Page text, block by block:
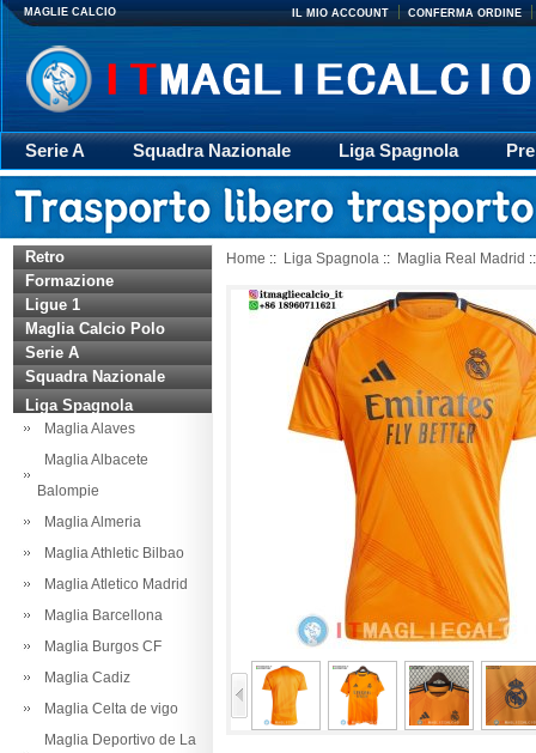
MAGLIE CALCIO IL MIO ACCOUNT CONFERMA ORDINE
Serie A Squadra Nazionale Liga Spagnola
Giacca
Rugby trasporto Retro
Retro
Formazione
Ligue 1
Maglia Calcio Polo
Serie A
Squadra Nazionale
Liga Spagnola
Maglia Alaves
Maglia Albacete
Balompie
Maglia Almeria
Maglia Athletic Bilbao
Maglia Atletico Madrid
Maglia Barcellona
Maglia Burgos CF
Maglia Cadiz
Maglia Celta de vigo
Maglia Deportivo de La
Home :: Liga Spagnola :: Maglia Real Madrid